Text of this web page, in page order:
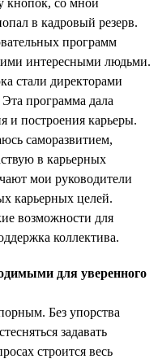
в кадровый резерв.
программ
интересными людьми.
стали директорами
программа дала
и построения карьеры.
саморазвитием,
в карьерных
мои руководители
карьерных целей.
возможности для
коллектива.
для уверенного
Без упорства
задавать
строится весь